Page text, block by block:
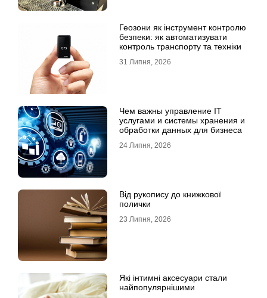
Геозони як інструмент контролю
безпеки: як автоматизувати
контроль транспорту та техніки
31 Липня, 2026
Чем важны управление IT
услугами и системы хранения и
обработки данных для бизнеса
24 Липня, 2026
Від рукопису до книжкової
полички
23 Липня, 2026
Які інтимні аксесуари стали
найпопулярнішими